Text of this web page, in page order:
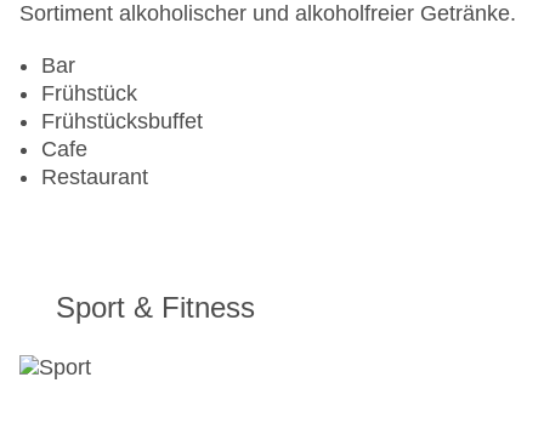
Sortiment alkoholischer und alkoholfreier Getränke.
Bar
Frühstück
Frühstücksbuffet
Cafe
Restaurant
Sport & Fitness